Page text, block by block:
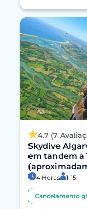
4.7 (7
Skydive
em tandem a
4 Horas 1-15
Cancelamento